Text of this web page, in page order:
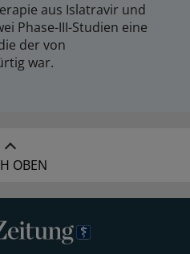
aus Islatravir und
Phase-III-Studien eine
der von
war.
OBEN